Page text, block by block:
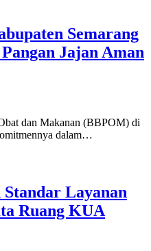
Semarang
Jajan Aman
dan Makanan (BBPOM) di
dalam…
Standar Layanan
Ruang KUA